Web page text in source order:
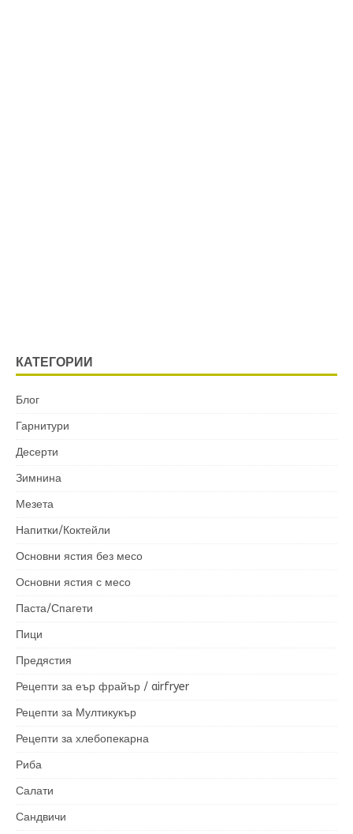
КАТЕГОРИИ
Блог
Гарнитури
Десерти
Зимнина
Мезета
Напитки/Коктейли
Основни ястия без месо
Основни ястия с месо
Паста/Спагети
Пици
Предястия
Рецепти за еър фрайър / airfryer
Рецепти за Мултикукър
Рецепти за хлебопекарна
Риба
Салати
Сандвичи